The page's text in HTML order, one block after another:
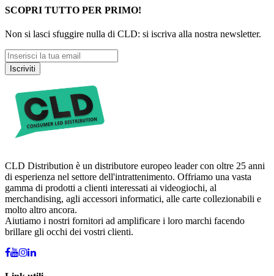
SCOPRI TUTTO PER PRIMO!
Non si lasci sfuggire nulla di CLD: si iscriva alla nostra newsletter.
Iscriviti
CLD Distribution è un distributore europeo leader con oltre 25 anni
di esperienza nel settore dell'intrattenimento. Offriamo una vasta
gamma di prodotti a clienti interessati ai videogiochi, al
merchandising, agli accessori informatici, alle carte collezionabili e
molto altro ancora.
Aiutiamo i nostri fornitori ad amplificare i loro marchi facendo
brillare gli occhi dei vostri clienti.